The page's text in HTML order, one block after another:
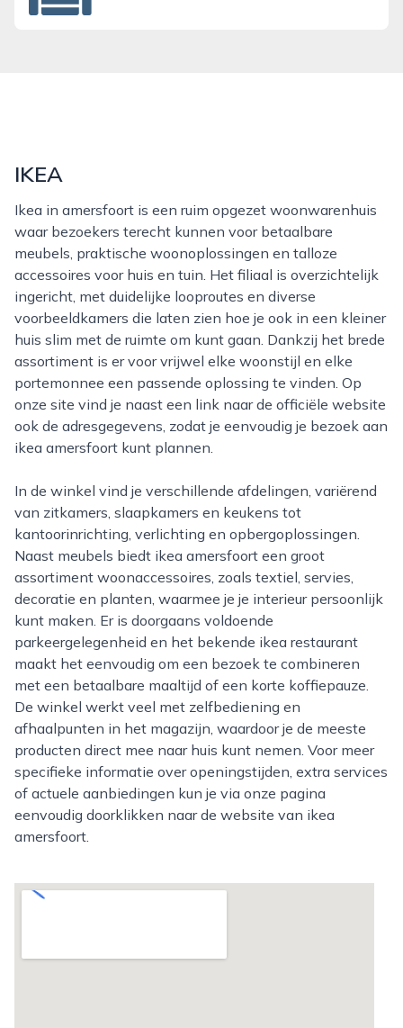
IKEA
Ikea in amersfoort is een ruim opgezet woonwarenhuis
waar bezoekers terecht kunnen voor betaalbare
meubels, praktische woonoplossingen en talloze
accessoires voor huis en tuin. Het filiaal is overzichtelijk
ingericht, met duidelijke looproutes en diverse
voorbeeldkamers die laten zien hoe je ook in een kleiner
huis slim met de ruimte om kunt gaan. Dankzij het brede
assortiment is er voor vrijwel elke woonstijl en elke
portemonnee een passende oplossing te vinden. Op
onze site vind je naast een link naar de officiële website
ook de adresgegevens, zodat je eenvoudig je bezoek aan
ikea amersfoort kunt plannen.
In de winkel vind je verschillende afdelingen, variërend
van zitkamers, slaapkamers en keukens tot
kantoorinrichting, verlichting en opbergoplossingen.
Naast meubels biedt ikea amersfoort een groot
assortiment woonaccessoires, zoals textiel, servies,
decoratie en planten, waarmee je je interieur persoonlijk
kunt maken. Er is doorgaans voldoende
parkeergelegenheid en het bekende ikea restaurant
maakt het eenvoudig om een bezoek te combineren
met een betaalbare maaltijd of een korte koffiepauze.
De winkel werkt veel met zelfbediening en
afhaalpunten in het magazijn, waardoor je de meeste
producten direct mee naar huis kunt nemen. Voor meer
specifieke informatie over openingstijden, extra services
of actuele aanbiedingen kun je via onze pagina
eenvoudig doorklikken naar de website van ikea
amersfoort.